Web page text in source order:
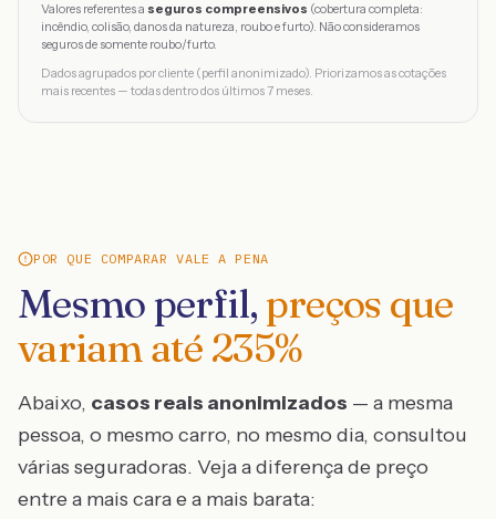
Valores referentes a seguros compreensivos (cobertura completa:
incêndio, colisão, danos da natureza, roubo e furto). Não consideramos
seguros de somente roubo/furto.
Dados agrupados por cliente (perfil anonimizado). Priorizamos as cotações
mais recentes — todas dentro dos últimos 7 meses.
POR QUE COMPARAR VALE A PENA
Mesmo perfil, preços que
variam até 235%
Abaixo, casos reais anonimizados — a mesma
pessoa, o mesmo carro, no mesmo dia, consultou
várias seguradoras. Veja a diferença de preço
entre a mais cara e a mais barata: